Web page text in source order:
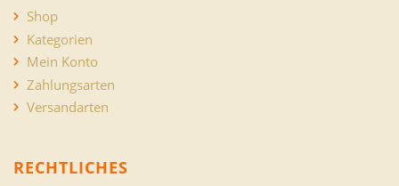
Shop
Kategorien
Mein Konto
Zahlungsarten
Versandarten
RECHTLICHES